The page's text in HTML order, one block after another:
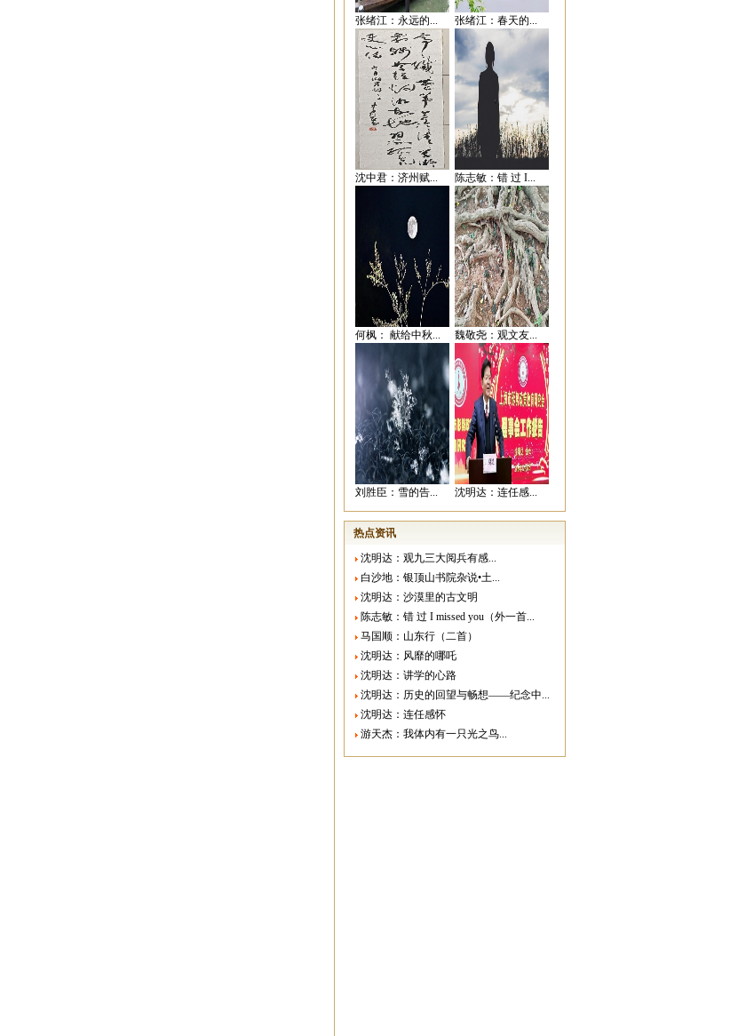
张绪江：永远的... 张绪江：春天的...
沈中君：济州赋... 陈志敏：错 过 I...
何枫： 献给中秋... 魏敬尧：观文友...
刘胜臣：雪的告... 沈明达：连任感...
热点资讯
沈明达：观九三大阅兵有感...
白沙地：银顶山书院杂说•土...
沈明达：沙漠里的古文明
陈志敏：错 过 I missed you（外一首...
马国顺：山东行（二首）
沈明达：风靡的哪吒
沈明达：讲学的心路
沈明达：历史的回望与畅想——纪念中...
沈明达：连任感怀
游天杰：我体内有一只光之鸟...